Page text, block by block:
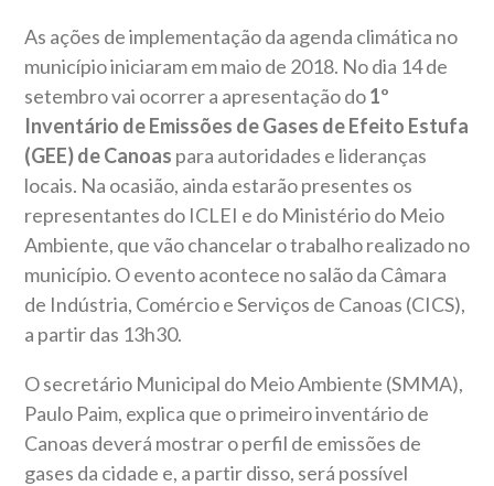
As ações de implementação da agenda climática no
município iniciaram em maio de 2018. No dia 14 de
setembro vai ocorrer a apresentação do1º
Inventário de Emissões de Gases de Efeito Estufa
(GEE) de Canoas para autoridades e lideranças
locais. Na ocasião, ainda estarão presentes os
representantes do ICLEI e do Ministério do Meio
Ambiente, que vão chancelar o trabalho realizado no
município. O evento acontece no salão da Câmara
de Indústria, Comércio e Serviços de Canoas (CICS),
a partir das 13h30.
O secretário Municipal do Meio Ambiente (SMMA),
Paulo Paim, explica que o primeiro inventário de
Canoas deverá mostrar o perfil de emissões de
gases da cidade e, a partir disso, será possível